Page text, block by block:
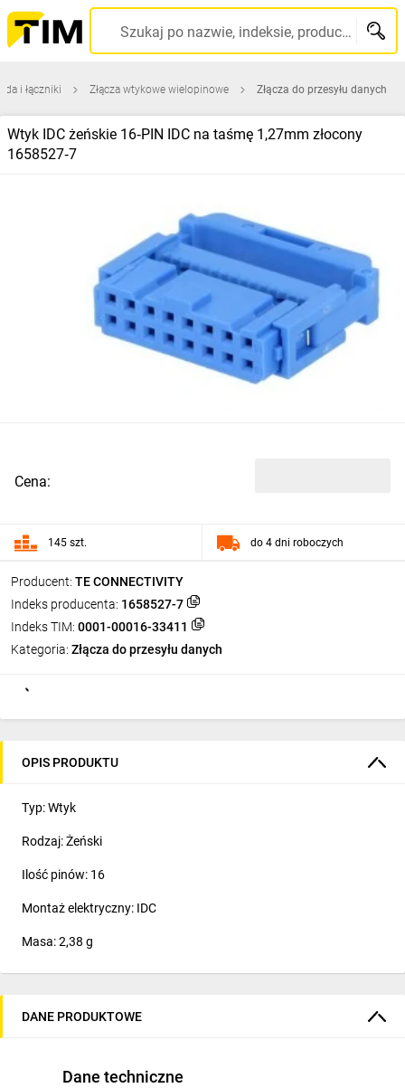
Szukaj po nazwie, indeksie, producencie, kodzie kreskowym...
i łączniki Złącza wtykowe wielopinowe Złącza do przesyłu danych
Wtyk IDC żeńskie 16‑PIN IDC na taśmę 1,27mm złocony
1658527‑7
Producent: TE CONNECTIVITY
Indeks producenta: 1658527-7
Indeks TIM: 0001-00016-33411
Kategoria: Złącza do przesyłu danych
Cena:
145 szt. do 4 dni roboczych
OPIS PRODUKTU
Typ: Wtyk
Rodzaj: Żeński
Ilość pinów: 16
Montaż elektryczny: IDC
Masa: 2,38 g
DANE PRODUKTOWE
Dane techniczne